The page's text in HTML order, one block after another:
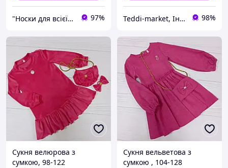
"Носки для всієї сім'ї, одяг, взуття та інші товари" 97% Teddi-market, Інтернет маркет 98%
Сукня велюрова з
сумкою, 98-122
Сукня вельветова з
сумкою , 104-128